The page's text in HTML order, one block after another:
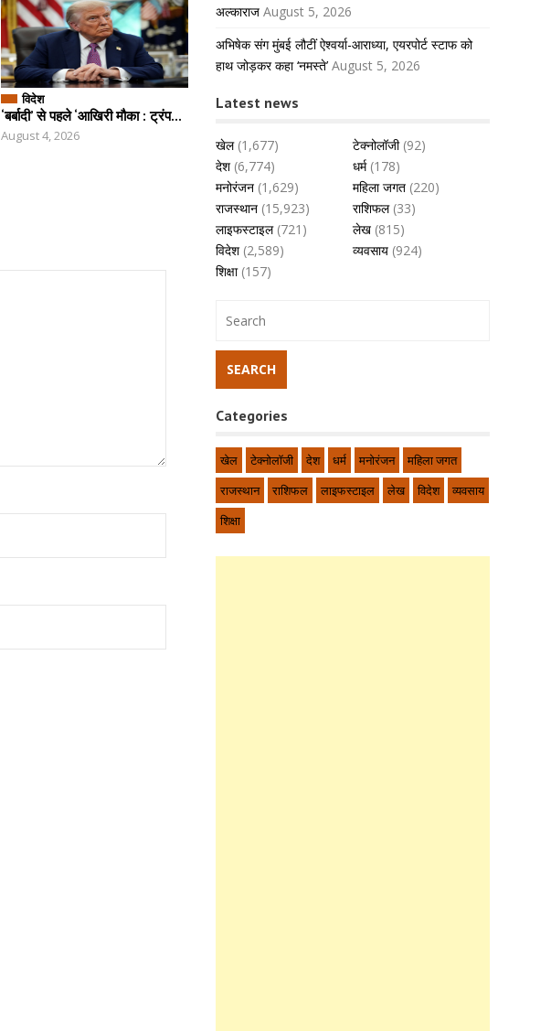
विदेश
‘बर्बादी’ से पहले ‘आखिरी मौका : ट्रंप...
August 4, 2026
अल्काराज August 5, 2026
अभिषेक संग मुंबई लौटीं ऐश्वर्या-आराध्या, एयरपोर्ट स्टाफ को
हाथ जोड़कर कहा ‘नमस्ते’ August 5, 2026
Latest news
खेल(1,677) टेक्नोलॉजी(92)
देश(6,774) धर्म(178)
मनोरंजन (1,629) महिला जगत (220)
राजस्थान (15,923) राशिफल(33)
लाइफस्टाइल(721) लेख (815)
विदेश(2,589) व्यवसाय (924)
शिक्षा(157)
Categories
खेल टेक्नोलॉजी देश धर्म मनोरंजन
महिला जगत
राजस्थान
राशिफल लाइफस्टाइल लेख विदेश
व्यवसाय
शिक्षा